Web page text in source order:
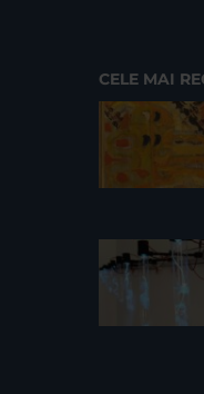
CELE MAI